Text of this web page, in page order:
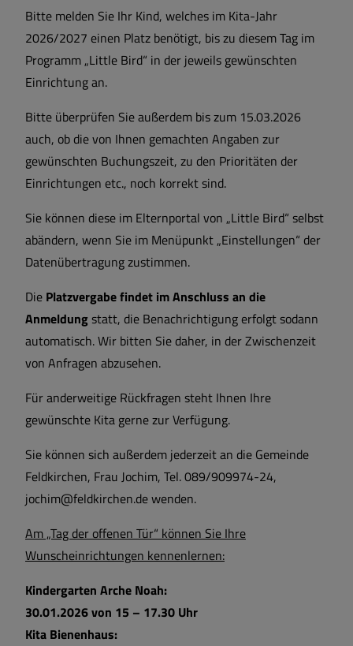
Bitte melden Sie Ihr Kind, welches im Kita-Jahr
2026/2027 einen Platz benötigt, bis zu diesem Tag im
Programm „Little Bird“ in der jeweils gewünschten
Einrichtung an.
Bitte überprüfen Sie außerdem bis zum 15.03.2026
auch, ob die von Ihnen gemachten Angaben zur
gewünschten Buchungszeit, zu den Prioritäten der
Einrichtungen etc., noch korrekt sind.
Sie können diese im Elternportal von „Little Bird“ selbst
abändern, wenn Sie im Menüpunkt „Einstellungen“ der
Datenübertragung zustimmen.
Die Platzvergabe findet im Anschluss an die
Anmeldungstatt, die Benachrichtigung erfolgt sodann
automatisch. Wir bitten Sie daher, in der Zwischenzeit
von Anfragen abzusehen.
Für anderweitige Rückfragen steht Ihnen Ihre
gewünschte Kita gerne zur Verfügung.
Sie können sich außerdem jederzeit an die Gemeinde
Feldkirchen, Frau Jochim, Tel. 089/909974-24,
jochim@feldkirchen.de wenden.
Am „Tag der offenen Tür“ können Sie Ihre
Wunscheinrichtungen kennenlernen:
Kindergarten Arche Noah:
30.01.2026 von 15 – 17.30 Uhr
Kita Bienenhaus: